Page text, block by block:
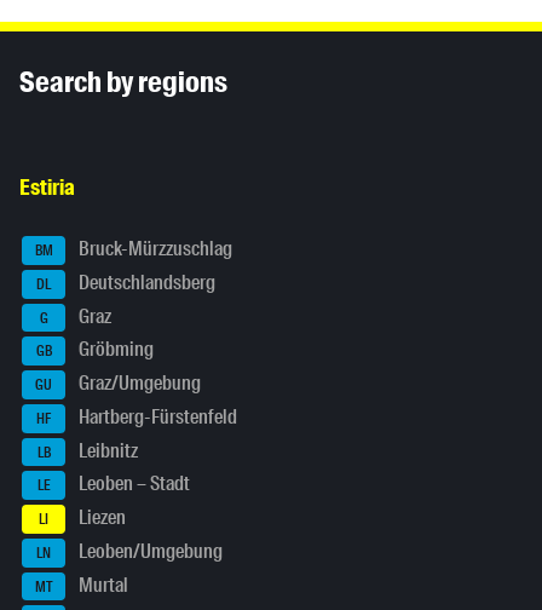
Search by regions
Estiria
BM Bruck-Mürzzuschlag
DL Deutschlandsberg
G Graz
GB Gröbming
GU Graz/Umgebung
HF Hartberg-Fürstenfeld
LB Leibnitz
LE Leoben – Stadt
LI Liezen
LN Leoben/Umgebung
MT
Murtal